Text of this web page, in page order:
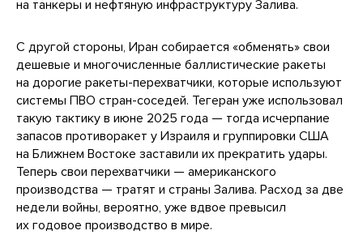
на танкеры и нефтяную инфраструктуру Залива.
С другой стороны, Иран собирается «обменять» свои
дешевые и многочисленные баллистические ракеты
на дорогие ракеты-перехватчики, которые используют
системы ПВО стран-соседей. Тегеран уже использовал
такую тактику в июне 2025 года — тогда исчерпание
запасов противоракет у Израиля и группировки США
на Ближнем Востоке заставили их прекратить удары.
Теперь свои перехватчики — американского
производства — тратят и страны Залива. Расход за две
недели войны, вероятно, уже вдвое превысил
их годовое производство в мире.